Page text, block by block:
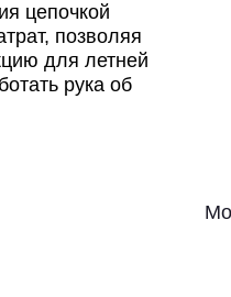
цепочкой
позволяя
для летней
рука об